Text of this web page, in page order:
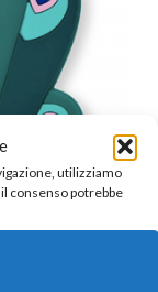
utilizziamo
consenso potrebbe